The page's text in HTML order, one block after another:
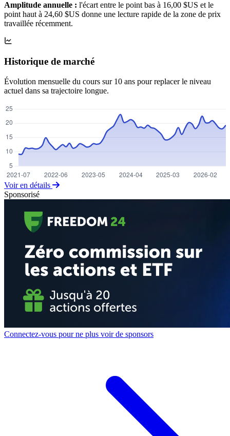
Amplitude annuelle : l'écart entre le point bas à 16,00 $US et le
point haut à 24,60 $US donne une lecture rapide de la zone de prix
travaillée récemment.
Historique de marché
Évolution mensuelle du cours sur 10 ans pour replacer le niveau
actuel dans sa trajectoire longue.
Voir en détails
Sponsorisé
Connectez-vous pour ne plus voir de sponsors